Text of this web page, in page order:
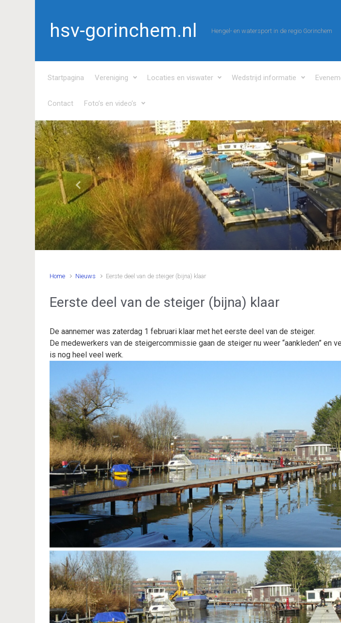
hsv-gorinchem.nl Hengel- en watersport in de regio Gorinchem
Startpagina Vereniging Locaties en viswater Wedstrijd informatie
Contact Foto’s en video’s
Vorige
Home Nieuws Eerste deel van de steiger (bijna) klaar
Eerste deel van de steiger (bijna) klaar
De aannemer was zaterdag 1 februari klaar met het eerste deel van de steiger.
De medewerkers van de steigercommissie gaan de steiger nu weer “aankleden” en
is nog heel veel werk.